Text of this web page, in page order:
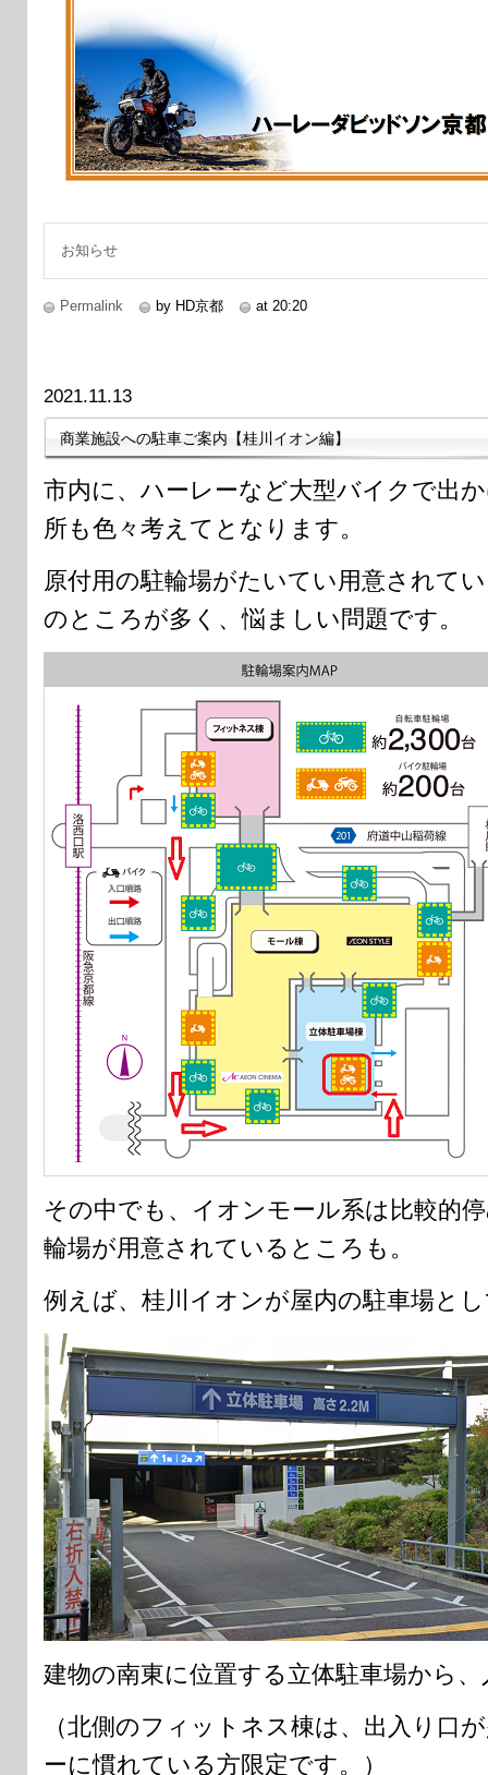
お知らせ
Permalink by HD京都 at 20:20
2021.11.13
商業施設への駐車ご案内【桂川イオン編】
市内に、ハーレーなど大型バイクで出
所も色々考えてとなります。
原付用の駐輪場がたいてい用意されて
のところが多く、悩ましい問題です。
その中でも、イオンモール系は比較的
輪場が用意されているところも。
例えば、桂川イオンが屋内の駐車場と
建物の南東に位置する立体駐車場から
（北側のフィットネス棟は、出入り口
ーに慣れている方限定です。）